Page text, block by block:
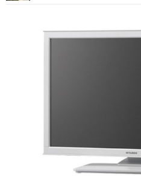
グラビア
その他